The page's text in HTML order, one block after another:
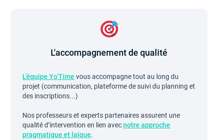
L'accompagnement de qualité
L’équipe Yo’Time vous accompagne tout au long du
projet (communication, plateforme de suivi du planning et
des inscriptions...)
Nos professeurs et experts partenaires assurent une
qualité d’intervention en lien avecnotre approche
pragmatique et laïque.